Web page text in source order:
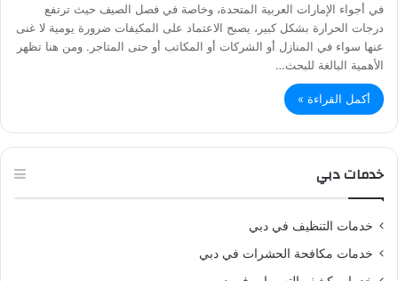
في أجواء الإمارات العربية المتحدة، وخاصة في فصل الصيف حيث ترتفع
درجات الحرارة بشكل كبير، يصبح الاعتماد على المكيفات ضرورة يومية لا غنى
عنها سواء في المنازل أو الشركات أو المكاتب أو حتى المتاجر. ومن هنا تظهر
الأهمية البالغة للبحث…
أكمل القراءة »
خدمات دبي
خدمات التنظيف في دبي
خدمات مكافحة الحشرات في دبي